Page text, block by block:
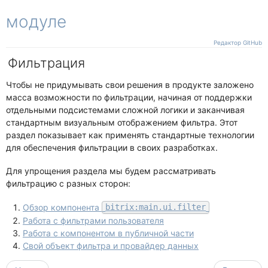
Кастомизация
Как работает
Добавление действий
Примеры
Cобытия
Примеры
Процессы
Элементы
Кастомизация
Заказ
Предложение
Общее API
Канбан
Гант
Другие
Чат
модуле
Редактор GitHub
Фильтрация
Чтобы не придумывать свои решения в продукте заложено
масса возможности по фильтрации, начиная от поддержки
отдельными подсистемами сложной логики и заканчивая
стандартным визуальным отображением фильтра. Этот
раздел показывает как применять стандартные технологии
для обеспечения фильтрации в своих разработках.
Для упрощения раздела мы будем рассматривать
фильтрацию с разных сторон:
Обзор компонента bitrix:main.ui.filter
Работа с фильтрами пользователя
Работа с компонентом в публичной части
Свой объект фильтра и провайдер данных